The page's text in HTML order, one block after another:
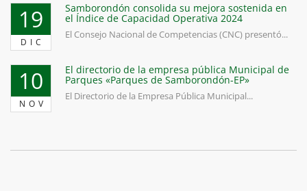
19
DIC
Samborondón consolida su mejora sostenida en
el Índice de Capacidad Operativa 2024
El Consejo Nacional de Competencias (CNC) presentó...
10
NOV
El directorio de la empresa pública Municipal de
Parques «Parques de Samborondón-EP»
El Directorio de la Empresa Pública Municipal...